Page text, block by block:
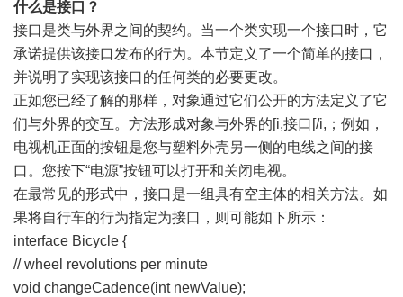
什么是接口？
接口是类与外界之间的契约。当一个类实现一个接口时，它
承诺提供该接口发布的行为。本节定义了一个简单的接口，
并说明了实现该接口的任何类的必要更改。
正如您已经了解的那样，对象通过它们公开的方法定义了它
们与外界的交互。方法形成对象与外界的[i,接口[/i,；例如，
电视机正面的按钮是您与塑料外壳另一侧的电线之间的接
口。您按下“电源”按钮可以打开和关闭电视。
在最常见的形式中，接口是一组具有空主体的相关方法。如
果将自行车的行为指定为接口，则可能如下所示：
interface Bicycle {
// wheel revolutions per minute
void changeCadence(int newValue);